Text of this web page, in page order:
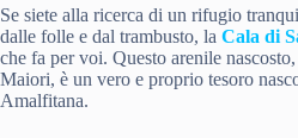
Se siete alla ricerca di un rifugio
dalle folle e dal trambusto, la Cala di
che fa per voi. Questo arenile
Maiori, è un vero e proprio tesoro
Amalfitana.